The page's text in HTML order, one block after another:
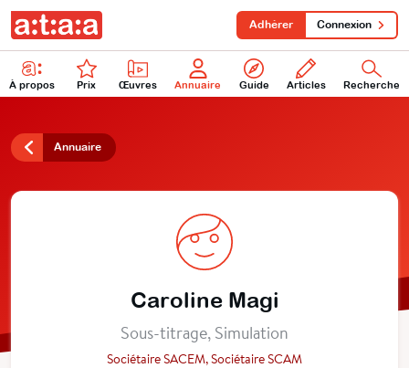
À propos Prix Œuvres Annuaire Guide Articles Recherche
Adhérer Connexion
Annuaire
Caroline Magi
Sous-titrage, Simulation
Sociétaire SACEM, Sociétaire SCAM